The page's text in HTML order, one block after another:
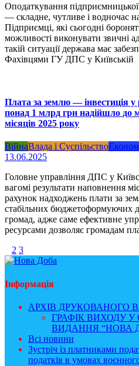
Оподаткування підприємницької
— складне, чутливе і водночас
Підприємці, які сьогодні
можливості виконувати звичні
такій ситуації держава має
Фахівцями ГУ ДПС у Київській
Плата за землю — інвестиція
понад 1 млрд грн надійшло до
місяців 2025 року
ВійнаВлада і Суспільство
13.06.2025
Головне управління ДПС у
вагомі результати наповнення
рахунок надходжень плати за
стабільних бюджетоформуючих
громад, адже саме ефективне
ресурсами дозволяє громадам
2 3
Інформація
АРХІВ ДРУКОВАНОГО
ГРАФІК ВИХОДУ
ВИДАННЯ “НОВА
Всі новини
Зустріч із платниками
податків в умовах